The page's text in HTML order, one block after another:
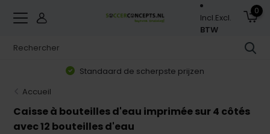
Incl.Excl.
BTW
0
Standaard de scherpste prijzen
Accueil
Caisse à bouteilles d'eau imprimée sur 4 côtés
avec 12 bouteilles d'eau